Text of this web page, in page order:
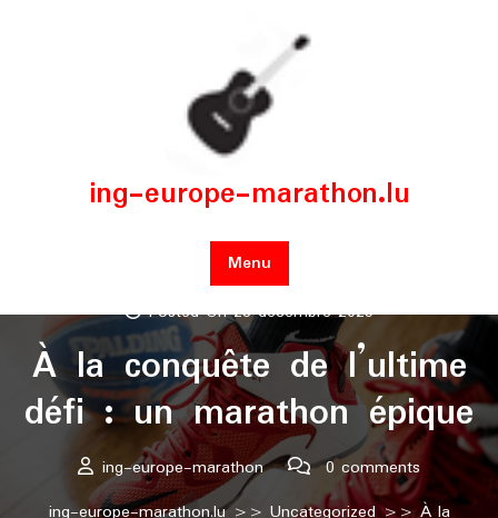
ing-europe-marathon.lu
Menu
Posted On 28 décembre 2025
À la conquête de l’ultime
défi : un marathon épique
ing-europe-marathon
0 comments
ing-europe-marathon.lu>> Uncategorized>> À la